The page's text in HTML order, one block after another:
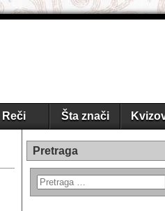
Reči Šta znači
Pretraga